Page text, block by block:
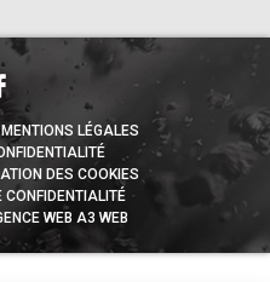
MENTIONS LÉGALES
DES COOKIES
CONFIDENTIALITÉ
WEB A3 WEB